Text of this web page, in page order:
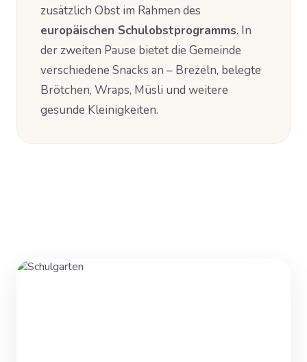
zusätzlich Obst im Rahmen des
europäischen Schulobstprogramms. In
der zweiten Pause bietet die Gemeinde
verschiedene Snacks an – Brezeln, belegte
Brötchen, Wraps, Müsli und weitere
gesunde Kleinigkeiten.